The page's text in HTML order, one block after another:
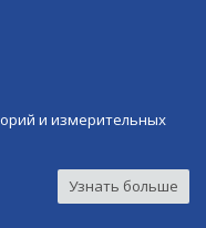
и измерительных
Узнать больше